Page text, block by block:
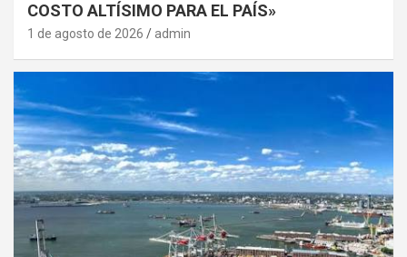
COSTO ALTÍSIMO PARA EL PAÍS»
1 de agosto de 2026 admin